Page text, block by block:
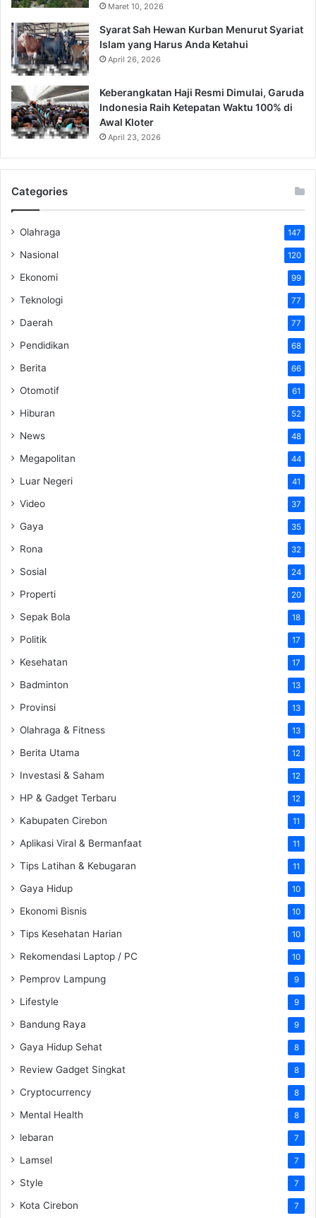
Maret 10, 2026
Syarat Sah Hewan Kurban Menurut Syariat
Islam yang Harus Anda Ketahui
April 26, 2026
Keberangkatan Haji Resmi Dimulai, Garuda
Indonesia Raih Ketepatan Waktu 100% di
Awal Kloter
April 23, 2026
Categories
Olahraga 147
Nasional 120
Ekonomi 99
Teknologi 77
Daerah 77
Pendidikan 68
Berita 66
Otomotif 61
Hiburan 52
News 48
Megapolitan 44
Luar Negeri 41
Video 37
Gaya 35
Rona 32
Sosial 24
Properti 20
Sepak Bola 18
Politik 17
Kesehatan 17
Badminton 13
Provinsi 13
Olahraga & Fitness 13
Berita Utama 12
Investasi & Saham 12
HP & Gadget Terbaru 12
Kabupaten Cirebon 11
Aplikasi Viral & Bermanfaat 11
Tips Latihan & Kebugaran 11
Gaya Hidup 10
Ekonomi Bisnis 10
Tips Kesehatan Harian 10
Rekomendasi Laptop / PC 10
Pemprov Lampung 9
Lifestyle 9
Bandung Raya 9
Gaya Hidup Sehat 8
Review Gadget Singkat 8
Cryptocurrency 8
Mental Health 8
lebaran 7
Lamsel 7
Style 7
Kota Cirebon 7